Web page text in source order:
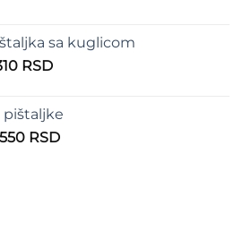
sa kuglicom
RSDRaspon
210 RSD
do
pištaljke
550 RSDRaspon